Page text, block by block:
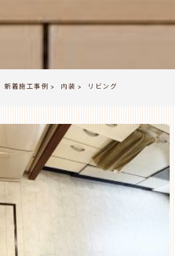
新着施工事例 > 内装 > リビング